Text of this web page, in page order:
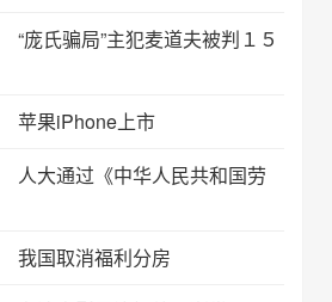
“庞氏骗局”主犯麦道夫被判１５
苹果iPhone上市
人大通过《中华人民共和国劳
我国取消福利分房